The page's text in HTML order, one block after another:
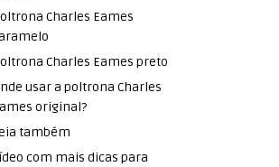
Charles Eames
Charles Eames preto
usar a poltrona Charles
original?
também
com mais dicas para